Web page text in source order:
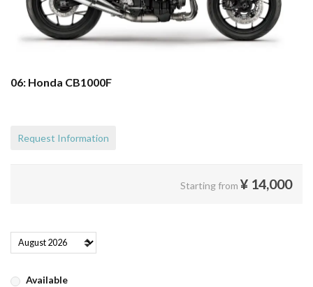
06: Honda CB1000F
Request Information
Starting from ¥ 14,000
Available